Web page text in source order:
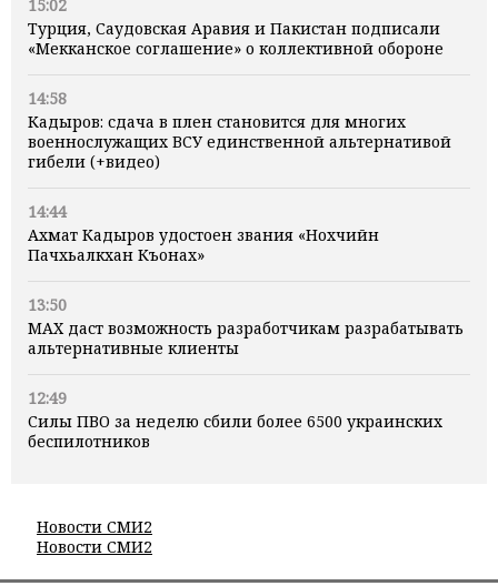
15:02
Турция, Саудовская Аравия и Пакистан подписали
«Мекканское соглашение» о коллективной обороне
14:58
Кадыров: сдача в плен становится для многих
военнослужащих ВСУ единственной альтернативой
гибели (+видео)
14:44
Ахмат Кадыров удостоен звания «Нохчийн
Пачхьалкхан Къонах»
13:50
MAX даст возможность разработчикам разрабатывать
альтернативные клиенты
12:49
Силы ПВО за неделю сбили более 6500 украинских
беспилотников
Новости СМИ2
Новости СМИ2